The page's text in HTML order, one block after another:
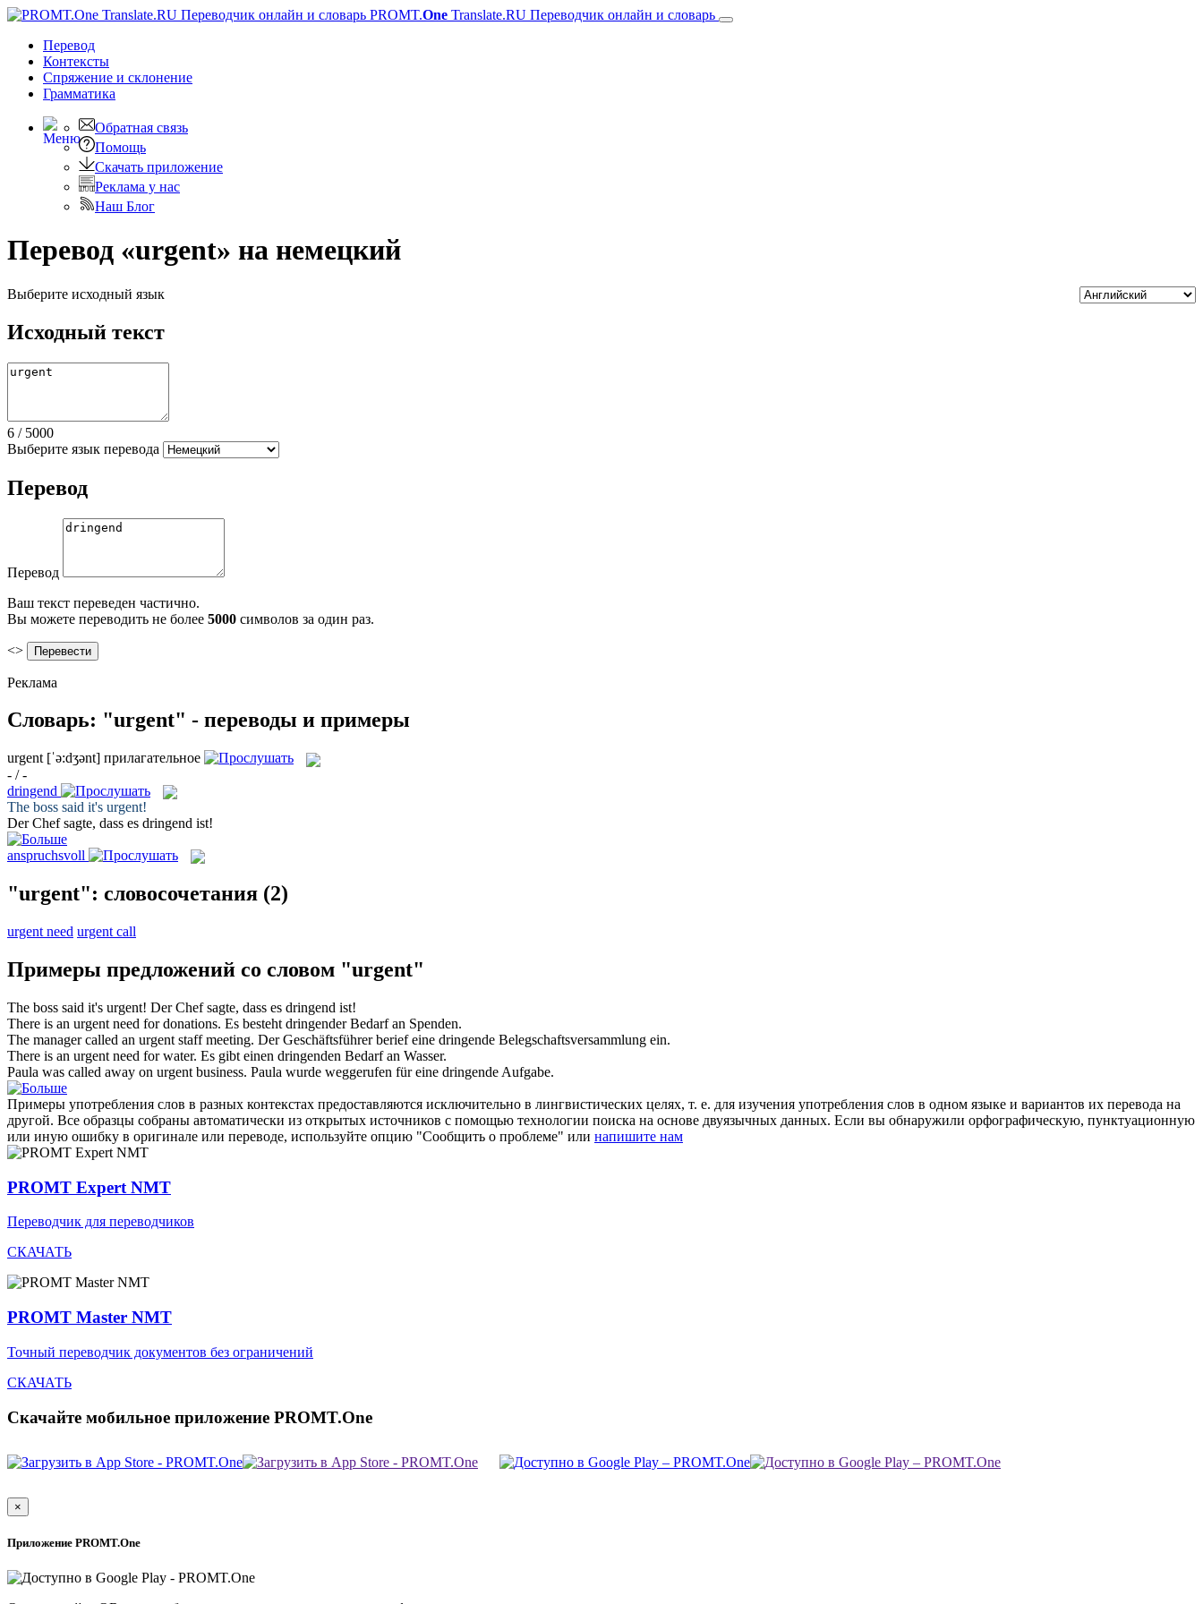
PROMT.One Translate.RU Переводчик онлайн и словарь
Перевод
Контексты
Спряжение и склонение
Грамматика
Обратная связь
Помощь
Скачать приложение
Реклама у нас
Наш Блог
Перевод «urgent» на немецкий
Выберите исходный язык
Исходный текст
6 / 5000
Выберите язык перевода
Перевод
Перевод
Ваш текст переведен частично.
Вы можете переводить не более 5000 символов за один раз.
<>
Реклама
Словарь: "urgent" - переводы и примеры
urgent [ˈə:dʒənt] прилагательное
- / -
dringend
The boss said it's urgent!
Der Chef sagte, dass es dringend ist!
anspruchsvoll
"urgent": словосочетания (2)
urgent need urgent call
Примеры предложений со словом "urgent"
The boss said it's urgent! Der Chef sagte, dass es dringend ist!
There is an urgent need for donations. Es besteht dringenderBedarf an Spenden.
The manager called an urgent staff meeting. Der Geschäftsführer berief eine dringende Belegschaftsversammlung ein.
There is an urgent need for water. Es gibt einen dringenden Bedarf an Wasser.
Paula was called away on urgent business. Paula wurde weggerufen für eine dringende Aufgabe.
Примеры употребления слов в разных контекстах предоставляются исключительно в лингвистических целях, т. е. для изучения употребления слов в одном языке и вариантов их перевода на
другой. Все образцы собраны автоматически из открытых источников с помощью технологии поиска на основе двуязычных данных. Если вы обнаружили орфографическую, пунктуационную
или иную ошибку в оригинале или переводе, используйте опцию "Сообщить о проблеме" или напишите нам
PROMT Expert NMT
Переводчик для переводчиков
СКАЧАТЬ
PROMT Master NMT
Точный переводчик документов без ограничений
СКАЧАТЬ
Скачайте мобильное приложение PROMT.One
×
Приложение PROMT.One